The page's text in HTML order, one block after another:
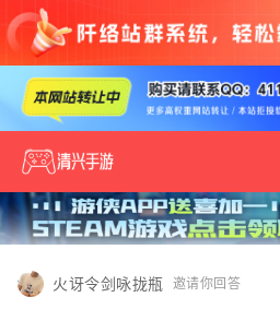
火讶令剑咏拢瓶 邀请你回答